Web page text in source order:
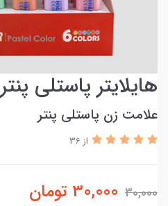
هایلایتر پاستلی پنتر
علامت زن پاستلی پنتر
از 36
30,000
30,000 تومان